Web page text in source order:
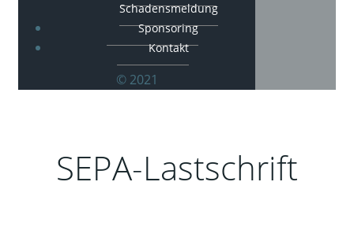
Schadensmeldung
Sponsoring
Kontakt
© 2021
SEPA-Lastschrift